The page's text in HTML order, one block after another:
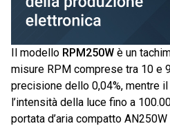
Il modello RPM250W è un
misure RPM comprese tra 10 e
precisione dello 0,04%, mentre
l’intensità della luce fino a
portata d’aria compatto